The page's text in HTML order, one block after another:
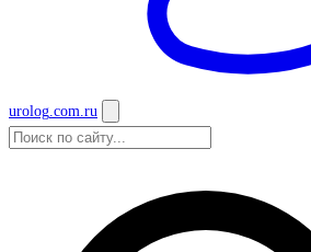
urolog.com.ru